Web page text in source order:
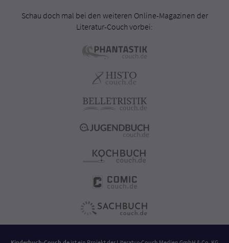
Schau doch mal bei den weiteren Online-Magazinen der
Literatur-Couch vorbei: